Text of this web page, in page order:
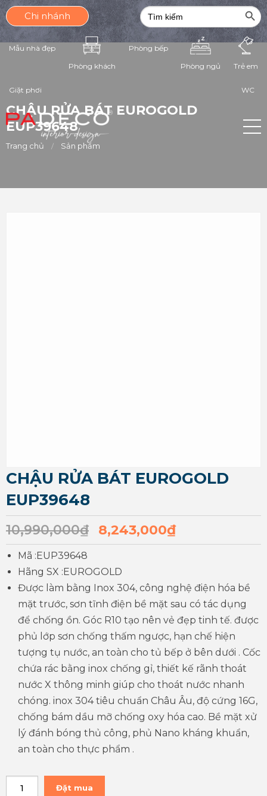
Chi nhánh
Search
for:
Search
Mẫu nhà đẹp
Phòng khách
Phòng bếp
Phòng ngủ
Trẻ em
Giặt phơi WC
CHẬU RỬA BÁT EUROGOLD
EUP39648
Trang chủ Sản phẩm
CHẬU RỬA BÁT EUROGOLD
EUP39648
10,990,000₫ 8,243,000₫
Đặt mua
Mã :EUP39648
Hãng SX :EUROGOLD
Được làm bằng Inox 304, công nghệ điện hóa bề
mặt trước, sơn tĩnh điện bề mặt sau có tác dụng
để chống ồn. Góc R10 tạo nên vẻ đẹp tinh tế. được
phủ lớp sơn chống thấm ngược, hạn chế hiện
tượng tụ nước, an toàn cho tủ bếp ở bên dưới . Cốc
chứa rác bằng inox chống gỉ, thiết kế rãnh thoát
nước X thông minh giúp cho thoát nước nhanh
chóng. inox 304 tiêu chuẩn Châu Âu, độ cứng 16G,
chống bám dầu mỡ chống oxy hóa cao. Bề mặt xử
lý đánh bóng thủ công, phủ Nano kháng khuẩn,
an toàn cho thực phẩm .